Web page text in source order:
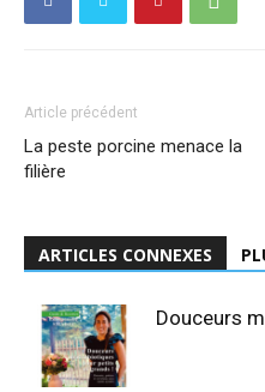
Article précédent
La peste porcine menace la
filière
ARTICLES CONNEXES
Douceurs